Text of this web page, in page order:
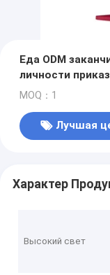
Еда ODM
личности
MOQ：1
Лучшая
Характер
Высокий свет